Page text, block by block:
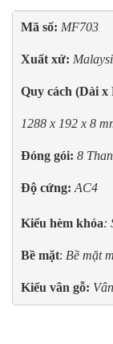
Mã số: MF703
Xuất xứ:
Quy cách (Dài x
1288 x 192 x 8
Đóng gói: 8
Độ cứng: AC4
Kiểu hèm khóa:
Bề mặt: Bề mặt
Kiểu vân gỗ: